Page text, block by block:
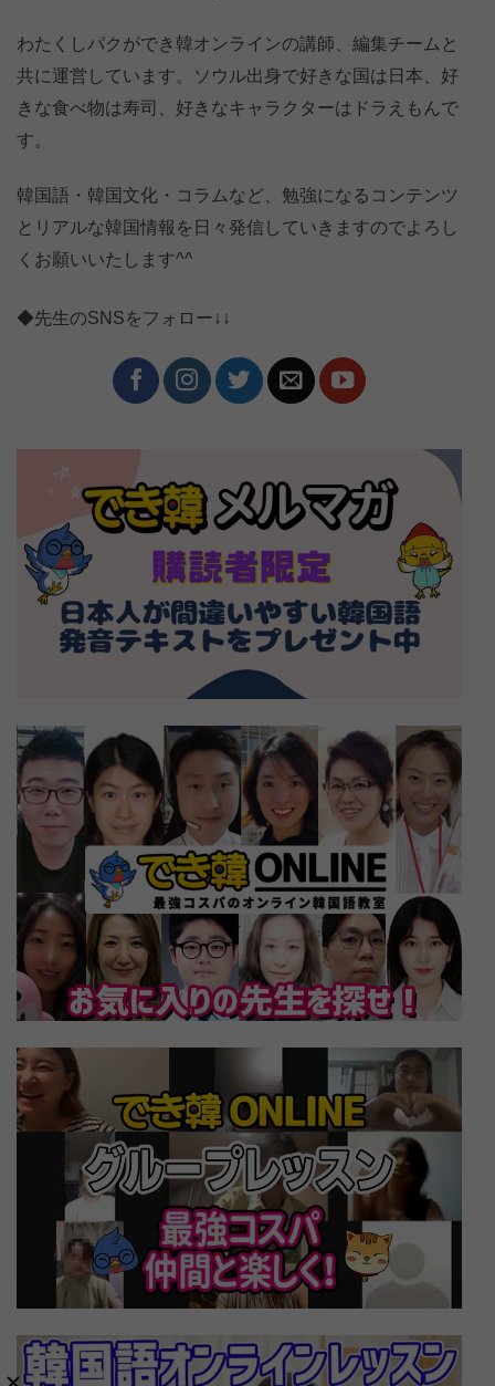
わたくしパクができ韓オンラインの講師、編集チームと
共に運営しています。ソウル出身で好きな国は日本、好
きな食べ物は寿司、好きなキャラクターはドラえもんで
す。
韓国語・韓国文化・コラムなど、勉強になるコンテンツ
とリアルな韓国情報を日々発信していきますのでよろし
くお願いいたします^^
◆先生のSNSをフォロー↓↓